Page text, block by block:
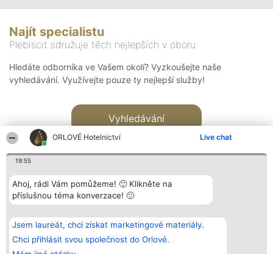
ORLOVÉ Hotelnictví Live chat
19:55
Ahoj, rádi Vám pomůžeme! 🙂 Klikněte na
příslušnou téma konverzace! 🙂
Jsem laureát, chci získat marketingové materiály.
Chci přihlásit svou společnost do Orlové.
Najít specialistu
Plebiscit sdružuje těch nejlepších v oboru
Hledáte odborníka ve Vašem okolí? Vyzkoušejte naše
vyhledávání. Využívejte pouze ty nejlepší služby!
Vyhledávání
Bright Side Solutions sp. z o.
o. sp. k.
ul. Ruska 22
Wrocław 50-079
Vítězové
Seznam všech
laureátů
Zásady
Kontakt